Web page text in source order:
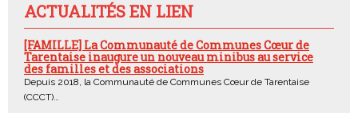
ACTUALITÉS EN LIEN
[FAMILLE] La Communauté de Communes Cœur de
Tarentaise inaugure un nouveau minibus au service
des familles et des associations
Depuis 2018, la Communauté de Communes Cœur de Tarentaise
(CCCT)…